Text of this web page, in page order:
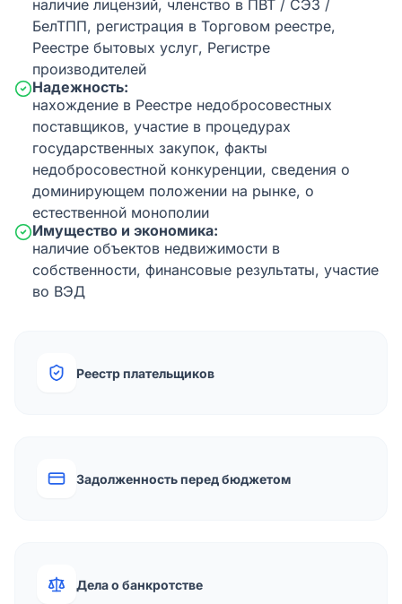
наличие лицензий, членство в ПВТ / СЭЗ /
БелТПП, регистрация в Торговом реестре,
Реестре бытовых услуг, Регистре
производителей
Надежность:
нахождение в Реестре недобросовестных
поставщиков, участие в процедурах
государственных закупок, факты
недобросовестной конкуренции, сведения о
доминирующем положении на рынке, о
естественной монополии
Имущество и экономика:
наличие объектов недвижимости в
собственности, финансовые результаты, участие
во ВЭД
Реестр плательщиков
Задолженность перед бюджетом
Дела о банкротстве